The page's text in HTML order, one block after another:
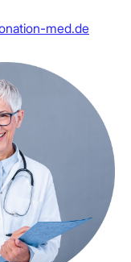
med.de